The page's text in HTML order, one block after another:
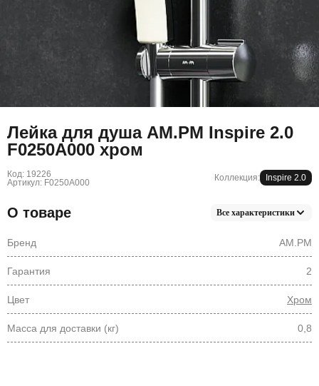
Лейка для душа AM.PM Inspire 2.0
F0250A000 хром
Код: 19226
Артикул: F0250A000
Коллекция: Inspire 2.0
О товаре Все характеристики
Бренд AM.PM
Гарантия 2
Цвет Хром
Масса для доставки (кг) 0,8